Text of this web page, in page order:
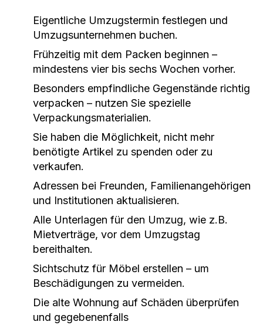
Eigentliche Umzugstermin festlegen und
Umzugsunternehmen buchen.
Frühzeitig mit dem Packen beginnen –
mindestens vier bis sechs Wochen vorher.
Besonders empfindliche Gegenstände richtig
verpacken – nutzen Sie spezielle
Verpackungsmaterialien.
Sie haben die Möglichkeit, nicht mehr
benötigte Artikel zu spenden oder zu
verkaufen.
Adressen bei Freunden, Familienangehörigen
und Institutionen aktualisieren.
Alle Unterlagen für den Umzug, wie z.B.
Mietverträge, vor dem Umzugstag
bereithalten.
Sichtschutz für Möbel erstellen – um
Beschädigungen zu vermeiden.
Die alte Wohnung auf Schäden überprüfen
und gegebenenfalls